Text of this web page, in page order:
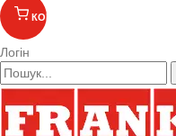
КОШИК
Логін